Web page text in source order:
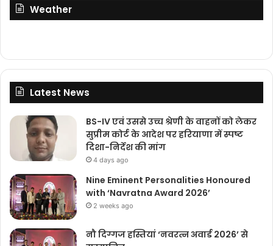
Weather
Latest News
BS-IV एवं उससे उच्च श्रेणी के वाहनों को लेकर
सुप्रीम कोर्ट के आदेश पर हरियाणा में स्पष्ट
दिशा-निर्देश की मांग
4 days ago
Nine Eminent Personalities Honoured
with ‘Navratna Award 2026’
2 weeks ago
नौ दिग्गज हस्तियां ‘नवरत्न अवार्ड 2026’ से